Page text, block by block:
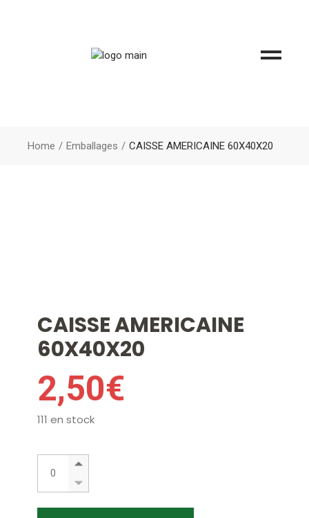
Home Emballages CAISSE AMERICAINE 60X40X20
CAISSE AMERICAINE
60X40X20
2,50€
111 en stock
CAISSE AMERICAINE 60X40X20 quantity